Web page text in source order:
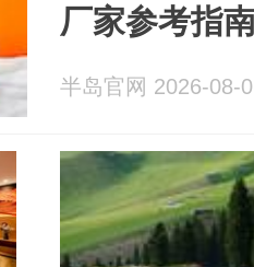
厂家参考指
半岛官网 2026-08-